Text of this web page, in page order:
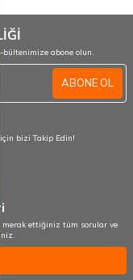
abone olun.
ABONE OL
bizi Takip Edin!
ettiğiniz tüm sorular ve